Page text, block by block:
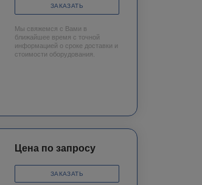
ЗАКАЗАТЬ
Мы свяжемся с Вами в
ближайшее время с точной
информацией о сроке доставки и
стоимости оборудования.
Цена по запросу
ЗАКАЗАТЬ